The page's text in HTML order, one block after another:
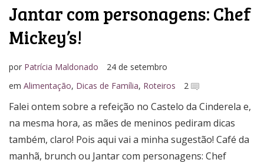
Jantar com personagens: Chef
Mickey’s!
por Patrícia Maldonado
24 de setembro
em Alimentação, Dicas de Família, Roteiros 2
Falei ontem sobre a refeição no Castelo da Cinderela e,
na mesma hora, as mães de meninos pediram dicas
também, claro! Pois aqui vai a minha sugestão! Café da
manhã, brunch ou Jantar com personagens: Chef